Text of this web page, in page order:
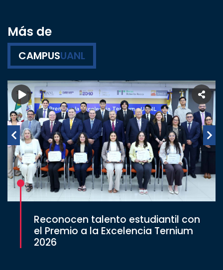
Más de
CAMPUSUANL
Reconocen talento estudiantil con
el Premio a la Excelencia Ternium
2026